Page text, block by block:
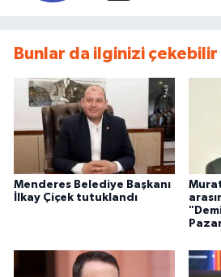
Bunlar da ilginizi çekebilir
Menderes Belediye Başkanı
İlkay Çiçek tutuklandı